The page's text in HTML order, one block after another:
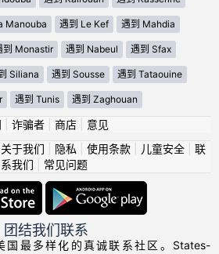
Manouba 遇到 Le Kef 遇到 Mahdia
到 Monastir 遇到 Nabeul 遇到 Sfax
Siliana 遇到 Sousse 遇到 Tataouine
遇到 Tunis 遇到 Zaghouan
诈骗者| 商店| 意见
关于我们 隐私 使用条款| 儿童安全| 联
系我们
常见问题
结我们联系
国最多样化的真诚联系社区。States-